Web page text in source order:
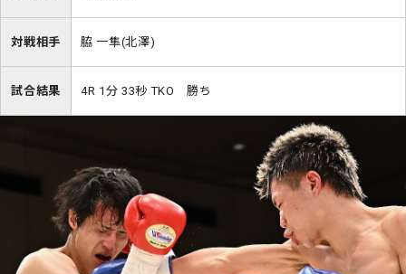
対戦相手 脇 一隼(北澤)
試合結果 4R 1分 33秒 TKO 勝ち